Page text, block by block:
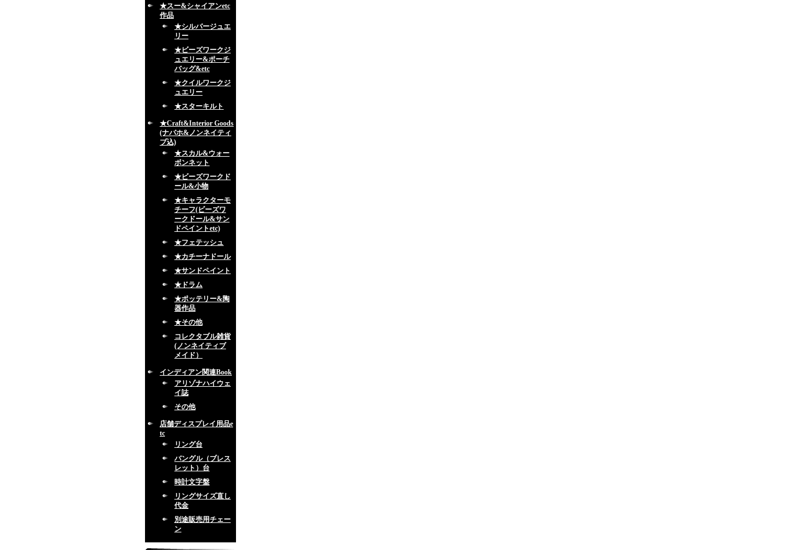
★スー&シャイアンetc
作品
★シルバージュエ
リー
★ビーズワークジ
ュエリー&ポーチ
バッグ&etc
★クイルワークジ
ュエリー
★スターキルト
★Craft&Interior Goods
(ナバホ&ノンネイティ
ブ込)
★スカル&ウォー
ボンネット
★ビーズワークド
ール&小物
★キャラクターモ
チーフ(ビーズワ
ークドール&サン
ドペイントetc)
★フェテッシュ
★カチーナドール
★サンドペイント
★ドラム
★ポッテリー&陶
器作品
★その他
コレクタブル雑貨
(ノンネイティブ
メイド）
インディアン関連Book
アリゾナハイウェ
イ誌
その他
店舗ディスプレイ用品e
tc
リング台
バングル（ブレス
レット）台
時計文字盤
リングサイズ直し
代金
別途販売用チェー
ン